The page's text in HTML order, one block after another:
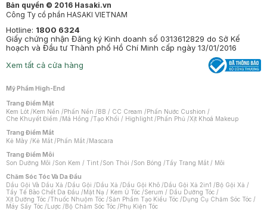
Bản quyền © 2016 Hasaki.vn
Công Ty cổ phần HASAKI VIETNAM
Hotline: 1800 6324
Giấy chứng nhận Đăng ký Kinh doanh số 0313612829 do Sở Kế
hoạch và Đầu tư Thành phố Hồ Chí Minh cấp ngày 13/01/2016
Xem tất cả cửa hàng
Mỹ Phẩm High-End
Trang Điểm Mặt
Kem Lót /Kem Nền /Phấn Nền /BB / CC Cream /Phấn Nước Cushion /
Che Khuyết Điểm /Má Hồng /Tạo Khối / Highlight /Phấn Phủ /Xịt Khoá Makeup
Trang Điểm Mắt
Kẻ Mày /Kẻ Mắt /Phấn Mắt /Mascara
Trang Điểm Môi
Son Dưỡng Môi /Son Kem / Tint /Son Thỏi /Son Bóng /Tẩy Trang Mắt / Môi
Chăm Sóc Tóc Và Da Đầu
Dầu Gội Và Dầu Xả /Dầu Gội /Dầu Xả /Dầu Gội Khô /Dầu Gội Xả 2in1 /Bộ Gội Xả /
Tẩy Tế Bào Chết Da Đầu /Mặt Nạ / Kem Ủ Tóc /Serum / Dầu Dưỡng Tóc /
Xịt Dưỡng Tóc /Thuốc Nhuộm Tóc /Sản Phẩm Tạo Kiểu Tóc /Dụng Cụ Chăm Sóc Tóc /
Máy Sấy Tóc /Lược /Bộ Chăm Sóc Tóc /Phụ Kiện Tóc